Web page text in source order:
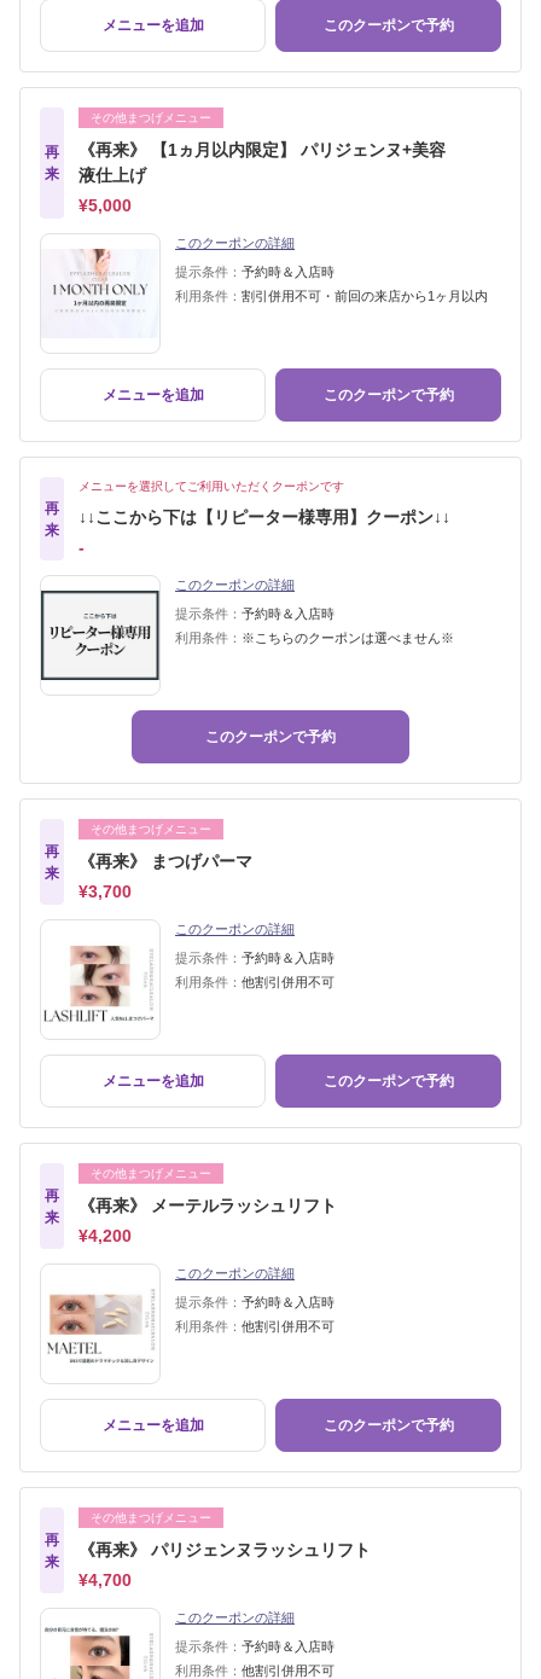
メニューを追加 このクーポンで予約
再
来
その他まつげメニュー
《再来》 【1ヵ月以内限定】 パリジェンヌ+美容
液仕上げ
¥5,000
このクーポンの詳細
提示条件： 予約時＆入店時
利用条件： 割引併用不可・前回の来店から1ヶ月以内
メニューを追加 このクーポンで予約
再
来
メニューを選択してご利用いただくクーポンです
↓↓ここから下は【リピーター様専用】クーポン↓↓
‐
このクーポンの詳細
提示条件： 予約時＆入店時
利用条件： ※こちらのクーポンは選べません※
このクーポンで予約
再
来
その他まつげメニュー
《再来》 まつげパーマ
¥3,700
このクーポンの詳細
提示条件： 予約時＆入店時
利用条件： 他割引併用不可
メニューを追加 このクーポンで予約
再
来
その他まつげメニュー
《再来》 メーテルラッシュリフト
¥4,200
このクーポンの詳細
提示条件： 予約時＆入店時
利用条件： 他割引併用不可
メニューを追加 このクーポンで予約
再
来
その他まつげメニュー
《再来》 パリジェンヌラッシュリフト
¥4,700
このクーポンの詳細
提示条件： 予約時＆入店時
利用条件： 他割引併用不可